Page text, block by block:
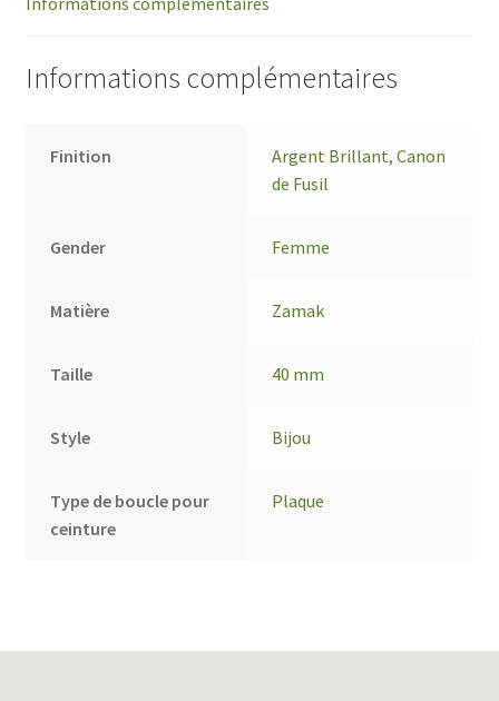
Informations complémentaires
Finition Argent Brillant,Canon
de Fusil
Gender Femme
Matière Zamak
Taille 40 mm
Style Bijou
Type de boucle pour
ceinture
Plaque